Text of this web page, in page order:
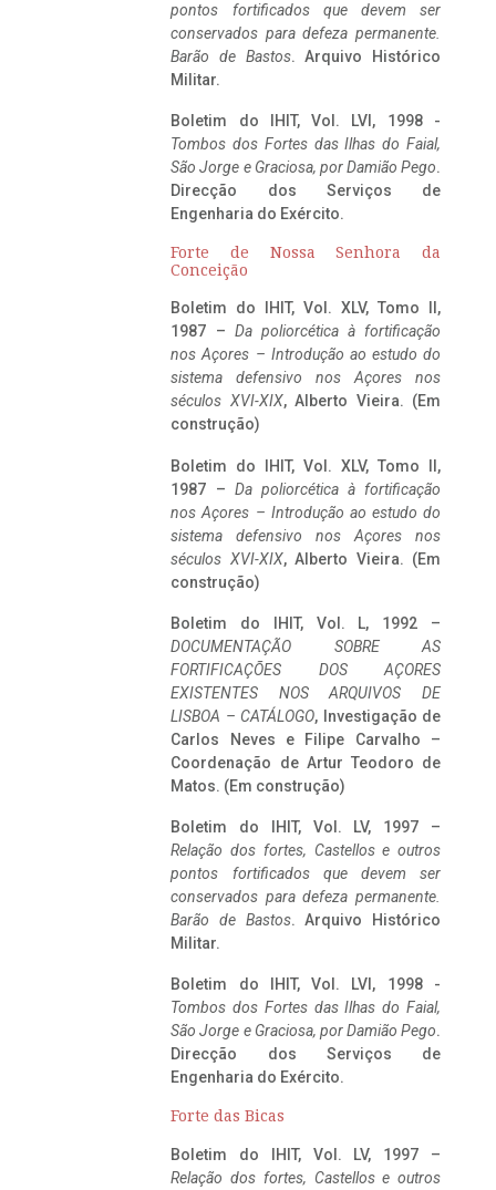
pontos fortificados que devem ser
conservados para defeza permanente.
Barão de Bastos. Arquivo Histórico
Militar.
Boletim do IHIT, Vol. LVI, 1998 -
Tombos dos Fortes das Ilhas do Faial,
São Jorge e Graciosa, por Damião Pego.
Direcção dos Serviços de
Engenharia do Exército.
Forte de Nossa Senhora da
Conceição
Boletim do IHIT, Vol. XLV, Tomo II,
1987 – Da poliorcética à fortificação
nos Açores – Introdução ao estudo do
sistema defensivo nos Açores nos
séculos XVI-XIX, Alberto Vieira. (Em
construção)
Boletim do IHIT, Vol. XLV, Tomo II,
1987 – Da poliorcética à fortificação
nos Açores – Introdução ao estudo do
sistema defensivo nos Açores nos
séculos XVI-XIX, Alberto Vieira. (Em
construção)
Boletim do IHIT, Vol. L, 1992 –
DOCUMENTAÇÃO SOBRE AS
FORTIFICAÇÕES DOS AÇORES
EXISTENTES NOS ARQUIVOS DE
LISBOA – CATÁLOGO, Investigação de
Carlos Neves e Filipe Carvalho –
Coordenação de Artur Teodoro de
Matos. (Em construção)
Boletim do IHIT, Vol. LV, 1997 –
Relação dos fortes, Castellos e outros
pontos fortificados que devem ser
conservados para defeza permanente.
Barão de Bastos. Arquivo Histórico
Militar.
Boletim do IHIT, Vol. LVI, 1998 -
Tombos dos Fortes das Ilhas do Faial,
São Jorge e Graciosa, por Damião Pego.
Direcção dos Serviços de
Engenharia do Exército.
Forte das Bicas
Boletim do IHIT, Vol. LV, 1997 –
Relação dos fortes, Castellos e outros